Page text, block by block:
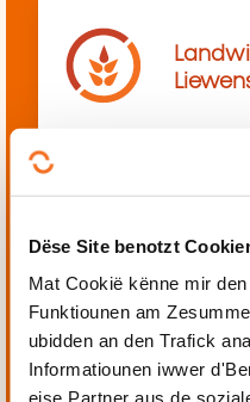
Dëse Site benotzt
Mat Cookië kënne mir
Funktiounen am
ubidden an den Trafick
Informatiounen iwwer
eise Partner aus de